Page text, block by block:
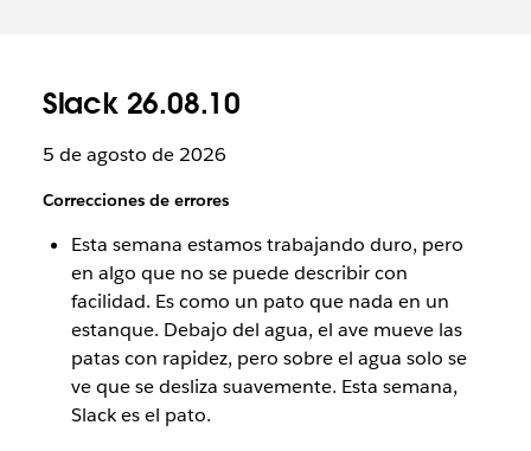
Slack 26.08.10
5 de agosto de 2026
Correcciones de errores
Esta semana estamos trabajando duro, pero
en algo que no se puede describir con
facilidad. Es como un pato que nada en un
estanque. Debajo del agua, el ave mueve las
patas con rapidez, pero sobre el agua solo se
ve que se desliza suavemente. Esta semana,
Slack es el pato.